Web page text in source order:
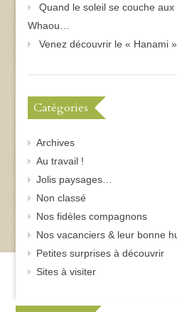
Quand le soleil se couche aux
Whaou…
Venez découvrir le « Hanami
Catégories
Archives
Au travail !
Jolis paysages…
Non classé
Nos fidèles compagnons
Nos vacanciers & leur bonne
Petites surprises à découvrir
Sites à visiter